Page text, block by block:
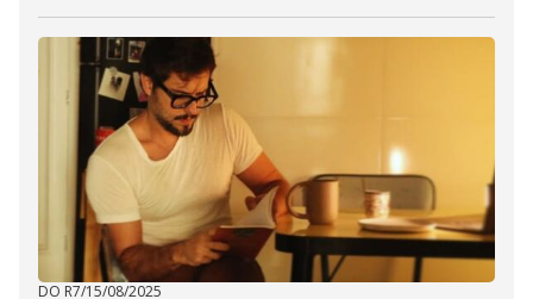
DO R7/15/08/2025